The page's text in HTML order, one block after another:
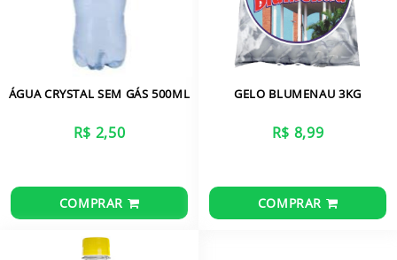
ÁGUA CRYSTAL SEM GÁS 500ML
R$ 2,50
COMPRAR
GELO BLUMENAU 3KG
R$ 8,99
COMPRAR